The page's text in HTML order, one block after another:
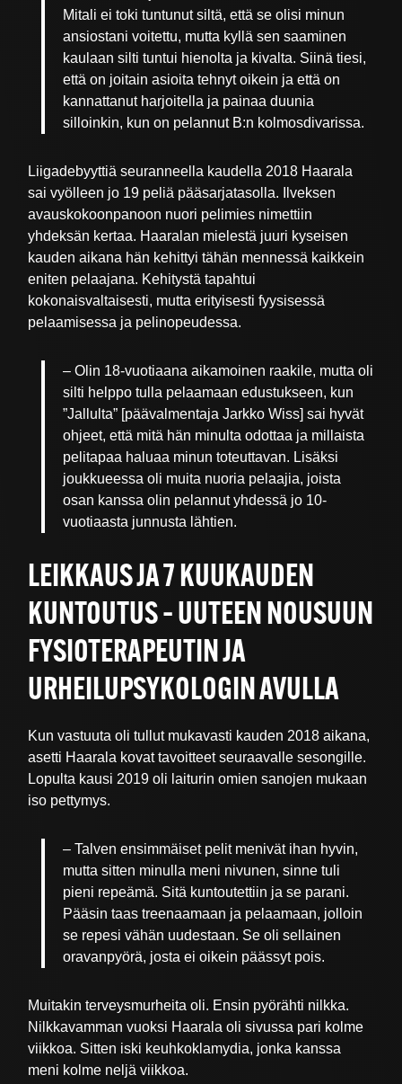
Mitali ei toki tuntunut siltä, että se olisi minun
ansiostani voitettu, mutta kyllä sen saaminen
kaulaan silti tuntui hienolta ja kivalta. Siinä tiesi,
että on joitain asioita tehnyt oikein ja että on
kannattanut harjoitella ja painaa duunia
silloinkin, kun on pelannut B:n kolmosdivarissa.
Liigadebyyttiä seuranneella kaudella 2018 Haarala
sai vyölleen jo 19 peliä pääsarjatasolla. Ilveksen
avauskokoonpanoon nuori pelimies nimettiin
yhdeksän kertaa. Haaralan mielestä juuri kyseisen
kauden aikana hän kehittyi tähän mennessä kaikkein
eniten pelaajana. Kehitystä tapahtui
kokonaisvaltaisesti, mutta erityisesti fyysisessä
pelaamisessa ja pelinopeudessa.
– Olin 18-vuotiaana aikamoinen raakile, mutta oli
silti helppo tulla pelaamaan edustukseen, kun
”Jallulta” [päävalmentaja Jarkko Wiss] sai hyvät
ohjeet, että mitä hän minulta odottaa ja millaista
pelitapaa haluaa minun toteuttavan. Lisäksi
joukkueessa oli muita nuoria pelaajia, joista
osan kanssa olin pelannut yhdessä jo 10-
vuotiaasta junnusta lähtien.
LEIKKAUS JA 7 KUUKAUDEN
KUNTOUTUS – UUTEEN NOUSUUN
FYSIOTERAPEUTIN JA
URHEILUPSYKOLOGIN AVULLA
Kun vastuuta oli tullut mukavasti kauden 2018 aikana,
asetti Haarala kovat tavoitteet seuraavalle sesongille.
Lopulta kausi 2019 oli laiturin omien sanojen mukaan
iso pettymys.
– Talven ensimmäiset pelit menivät ihan hyvin,
mutta sitten minulla meni nivunen, sinne tuli
pieni repeämä. Sitä kuntoutettiin ja se parani.
Pääsin taas treenaamaan ja pelaamaan, jolloin
se repesi vähän uudestaan. Se oli sellainen
oravanpyörä, josta ei oikein päässyt pois.
Muitakin terveysmurheita oli. Ensin pyörähti nilkka.
Nilkkavamman vuoksi Haarala oli sivussa pari kolme
viikkoa. Sitten iski keuhkoklamydia, jonka kanssa
meni kolme neljä viikkoa.